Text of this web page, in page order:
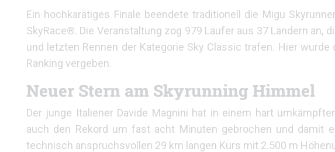
Ein hochkarätiges Finale beendete traditionell die Migu
SkyRace®. Die Veranstaltung zog 979 Läufer aus 37 Ländern
und letzten Rennen der Kategorie Sky Classic trafen. Hier
Ranking vergeben.
Neuer Stern am Skyrunning Himmel
Der junge Italiener Davide Magnini hat in einem hart
auch den Rekord um fast acht Minuten gebrochen und damit
technisch anspruchsvollen 29 km langen Kurs mit 2.500 m